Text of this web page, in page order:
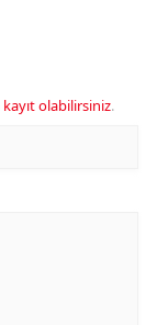
kayıt olabilirsiniz.